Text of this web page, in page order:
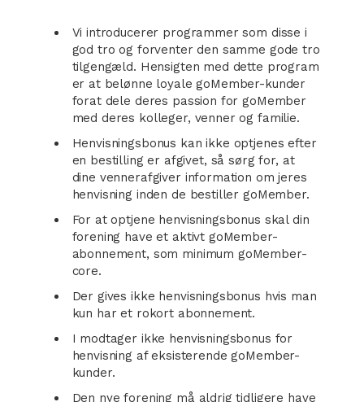
Vi introducerer programmer som disse i
god tro og forventer den samme gode tro
tilgengæld. Hensigten med dette program
er at belønne loyale goMember-kunder
forat dele deres passion for goMember
med deres kolleger, venner og familie.
Henvisningsbonus kan ikke optjenes efter
en bestilling er afgivet, så sørg for, at
dine vennerafgiver information om jeres
henvisning inden de bestiller goMember.
For at optjene henvisningsbonus skal din
forening have et aktivt goMember-
abonnement, som minimum goMember-
core.
Der gives ikke henvisningsbonus hvis man
kun har et rokort abonnement.
I modtager ikke henvisningsbonus for
henvisning af eksisterende goMember-
kunder.
Den nye forening må aldrig tidligere have